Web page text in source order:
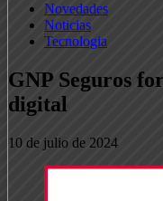
Novedades
Noticias
Tecnologia
GNP Seguros
digital
10 de julio de 2024